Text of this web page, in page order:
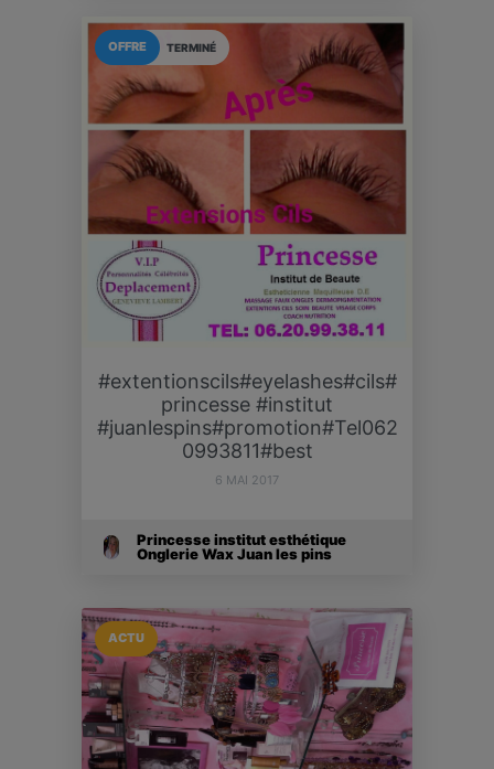
TERMINÉ
OFFRE
#extentionscils#eyelashes#cils#
princesse #institut
#juanlespins#promotion#Tel062
0993811#best
6 MAI 2017
Princesse institut esthétique
Onglerie Wax Juan les pins
ACTU